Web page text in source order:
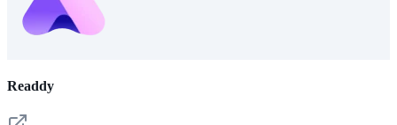
Readdy